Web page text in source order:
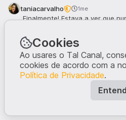
taniacarvalho 1me
Finalmente! Estava a ver que
Cookies
Ao usares o Tal Canal,
cookies de acordo com a
Política de Privacidade.